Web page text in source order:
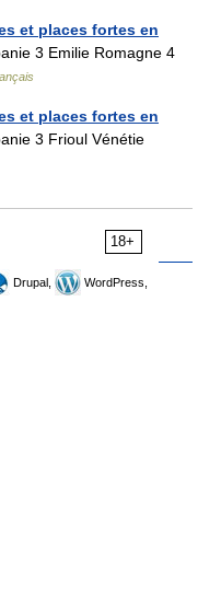
et places fortes en
3 Emilie Romagne 4
et places fortes en
3 Frioul Vénétie
18+
Drupal,
WordPress,